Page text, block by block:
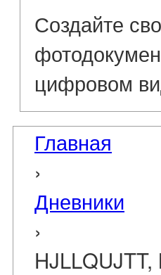
Создайте
цифровом
Главная
›
Дневники
›